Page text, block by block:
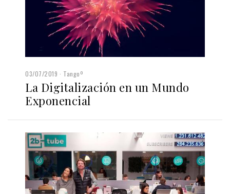
03/07/2019 Tangoº
La Digitalización en un Mundo
Exponencial